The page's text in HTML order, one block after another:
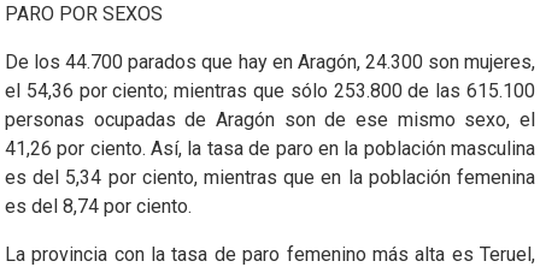
PARO POR SEXOS
De los 44.700 parados que hay en Aragón, 24.300 son mujeres,
el 54,36 por ciento; mientras que sólo 253.800 de las 615.100
personas ocupadas de Aragón son de ese mismo sexo, el
41,26 por ciento. Así, la tasa de paro en la población masculina
es del 5,34 por ciento, mientras que en la población femenina
es del 8,74 por ciento.
La provincia con la tasa de paro femenino más alta es Teruel,